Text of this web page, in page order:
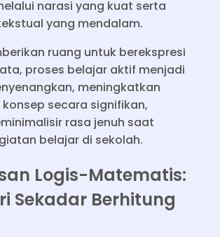
narasi yang kuat serta
yang mendalam.
ruang untuk berekspresi
proses belajar aktif menjadi
meningkatkan
secara signifikan,
rasa jenuh saat
belajar di sekolah.
Logis-Matematis:
Sekadar Berhitung